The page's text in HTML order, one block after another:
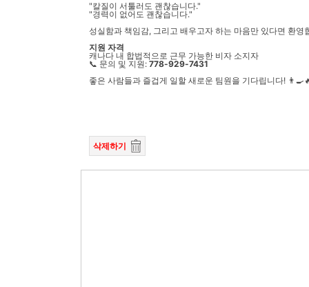
"칼질이 서툴러도 괜찮습니다."
"경력이 없어도 괜찮습니다."
성실함과 책임감, 그리고 배우고자 하는 마음만 있다면 환영
지원 자격
캐나다 내 합법적으로 근무 가능한 비자 소지자
📞 문의 및 지원: 778-929-7431
좋은 사람들과 즐겁게 일할 새로운 팀원을 기다립니다!
삭제하기